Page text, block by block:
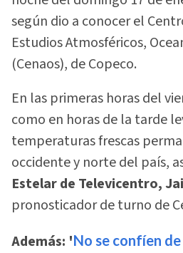
según dio a conocer el
Estudios Atmosféricos,
(Cenaos), de Copeco.
En las primeras horas del
como en horas de la tarde
temperaturas frescas
occidente y norte del país,
Estelar de Televicentro,
pronosticador de turno de
Además: 'No se confíen